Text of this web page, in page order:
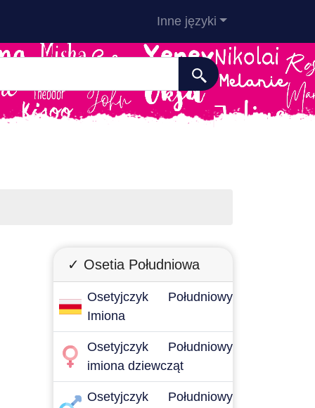
Inne języki
✓ Osetia Południowa
Osetyjczyk Południowy
Imiona
Osetyjczyk Południowy
imiona dziewcząt
Osetyjczyk Południowy